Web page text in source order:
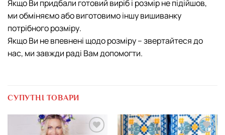
Якщо Ви придбали готовий виріб і розмір не підійшов,
ми обміняємо або виготовимо іншу вишиванку
потрібного розміру.
Якщо Ви не впевнені щодо розміру – звертайтеся до
нас, ми завжди раді Вам допомогти.
СУПУТНІ ТОВАРИ